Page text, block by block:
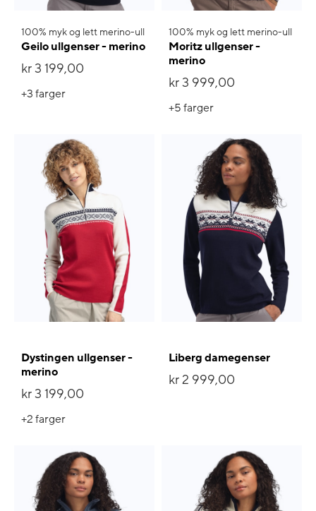
100% myk og lett merino-ull
Geilo ullgenser - merino
kr 3 199,00
+3farger
100% myk og lett merino-ull
Moritz ullgenser -
merino
kr 3 999,00
+5farger
Dystingen ullgenser -
merino
kr 3 199,00
+2farger
Liberg damegenser
kr 2 999,00